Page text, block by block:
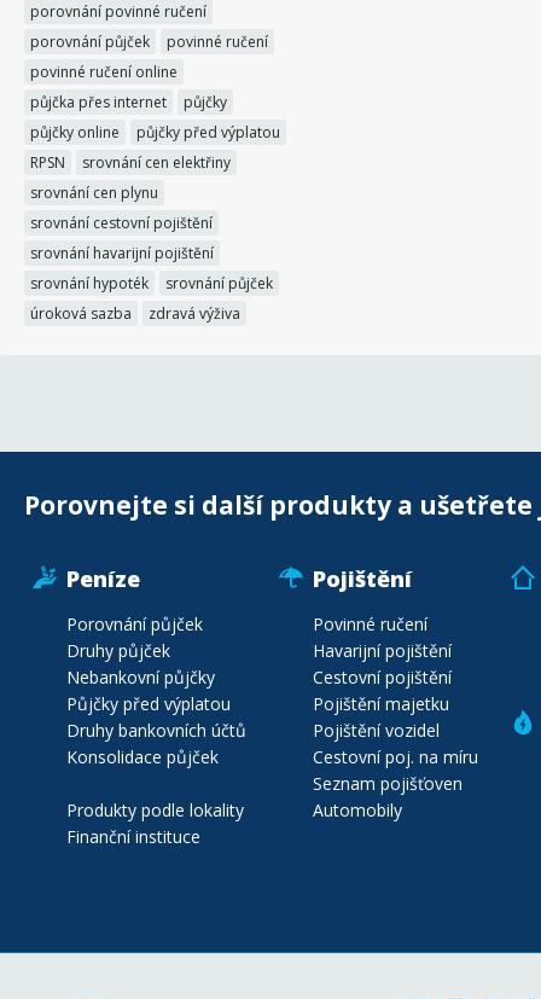
porovnání povinné ručení
porovnání půjček
povinné ručení
povinné ručení online
půjčka přes internet
půjčky
půjčky online
půjčky před výplatou
RPSN
srovnání cen elektřiny
srovnání cen plynu
srovnání cestovní pojištění
srovnání havarijní pojištění
srovnání hypoték
srovnání půjček
úroková sazba
zdravá výživa
Porovnejte si další produkty a ušetřete
Peníze
Porovnání půjček
Druhy půjček
Nebankovní půjčky
Půjčky před výplatou
Druhy bankovních účtů
Konsolidace půjček
Produkty podle lokality
Finanční instituce
Pojištění
Povinné ručení
Havarijní pojištění
Cestovní pojištění
Pojištění majetku
Pojištění vozidel
Cestovní poj. na míru
Seznam pojišťoven
Automobily